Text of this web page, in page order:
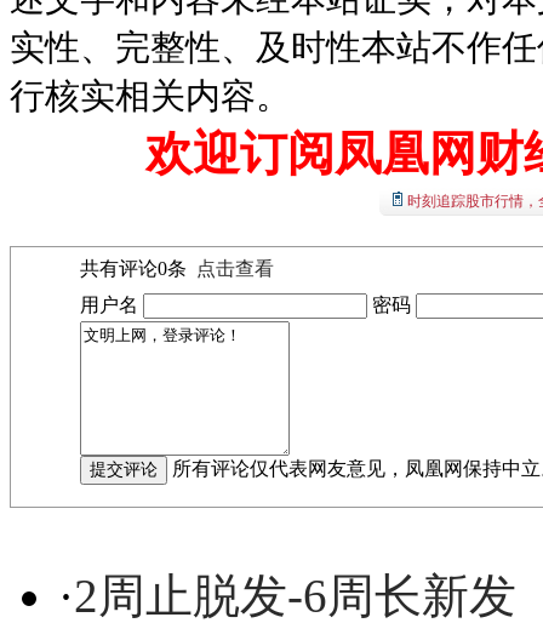
实性、完整性、及时性本站不作
行核实相关内容。
欢迎订阅凤凰网财
时刻追踪股市行情
共有评论0条
点击查看
用户名
密码
所有评论仅代表网友意见，凤凰网保持中
·2周止脱发-6周长新发